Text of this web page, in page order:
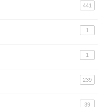
441
1
1
239
39